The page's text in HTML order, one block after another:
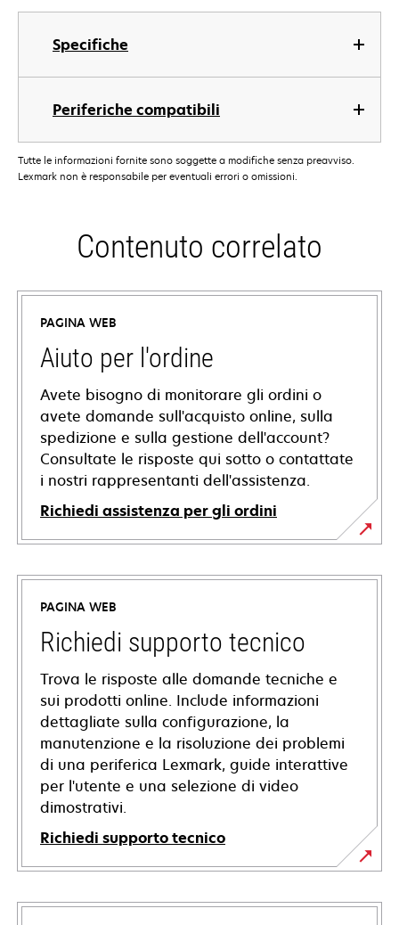
Specifiche
Periferiche compatibili
Tutte le informazioni fornite sono soggette a modifiche senza preavviso.
Lexmark non è responsabile per eventuali errori o omissioni.
Contenuto correlato
PAGINA WEB
Aiuto per l'ordine
Avete bisogno di monitorare gli ordini o
avete domande sull'acquisto online, sulla
spedizione e sulla gestione dell'account?
Consultate le risposte qui sotto o contattate
i nostri rappresentanti dell'assistenza.
Richiedi assistenza per gli ordini
PAGINA WEB
Richiedi supporto tecnico
Trova le risposte alle domande tecniche e
sui prodotti online. Include informazioni
dettagliate sulla configurazione, la
manutenzione e la risoluzione dei problemi
di una periferica Lexmark, guide interattive
per l'utente e una selezione di video
dimostrativi.
Richiedi supporto tecnico
si
apre